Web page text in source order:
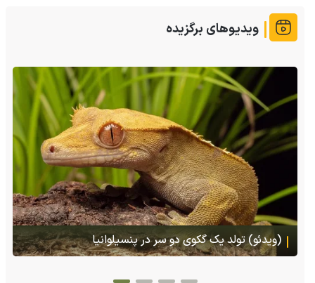
ویدیوهای برگزیده
(ویدئو) تصاویر شگفت‌انگیز از مارمولک گلو بادبزنی که
هنگام خطر یک مایع چسبناک از بدنش پرتاب می‌کند